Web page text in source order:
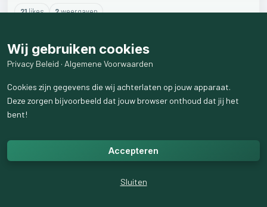
21likes 2weergaven
Wij gebruiken cookies
Privacy Beleid · Algemene Voorwaarden
Cookies zijn gegevens die wij achterlaten op jouw apparaat.
Deze zorgen bijvoorbeeld dat jouw browser onthoud dat jij het
bent!
Accepteren
Sluiten